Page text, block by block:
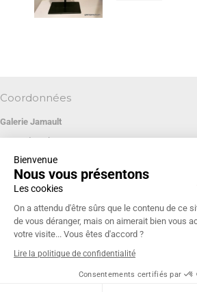
Bienvenue
Nous vous présentons
Les cookies
On a attendu d'être sûrs que le contenu de ce
de vous déranger, mais on aimerait bien vous
votre visite... Vous êtes d'accord ?
Lire la politique de confidentialité
Consentements certifiés par
Coordonnées
Galerie Jamault
19 rue des Blancs Manteaux
75004 PARIS
+33 (0)1 42 74 13 85
galeriejamault@gmail.com
© Galerie Jamault 2026 - Tous